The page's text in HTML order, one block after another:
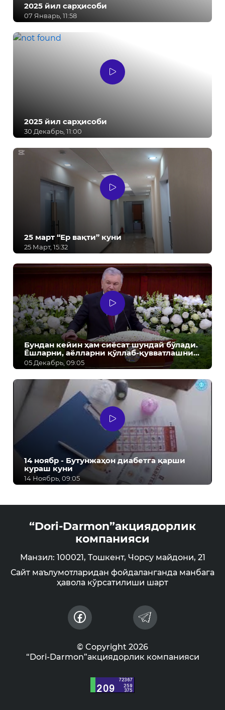
2025 йил сарҳисоби
07 Январь, 11:58
2025 йил сарҳисоби
30 Декабрь, 11:00
25 март “Ер вақти” куни
25 Март, 15:32
Бундан кейин ҳам сиёсат шундай бўлади.
Ёшларни, аёлларни қўллаб-қувватлашни
давом эттирамиз! - Ш.М. Мирзиёев
05 Декабрь, 09:05
14 ноябр - Бутунжаҳон диабетга қарши
кураш куни
14 Ноябрь, 09:05
“Dori-Darmon”акциядорлик
компанияси
Манзил: 100021, Тошкент, Чорсу майдони, 21
Сайт маълумотларидан фойдаланганда манбага
ҳавола кўрсатилиши шарт
© Copyright 2026
“Dori-Darmon”акциядорлик компанияси